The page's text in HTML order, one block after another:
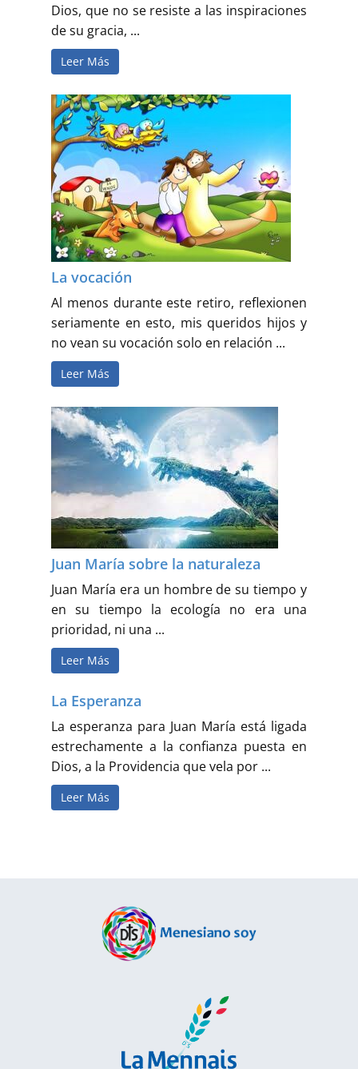
Dios, que no se resiste a las inspiraciones
de su gracia, ...
Leer Más
La vocación
Al menos durante este retiro, reflexionen
seriamente en esto, mis queridos hijos y
no vean su vocación solo en relación ...
Leer Más
Juan María sobre la naturaleza
Juan María era un hombre de su tiempo y
en su tiempo la ecología no era una
prioridad, ni una ...
Leer Más
La Esperanza
La esperanza para Juan María está ligada
estrechamente a la confianza puesta en
Dios, a la Providencia que vela por ...
Leer Más